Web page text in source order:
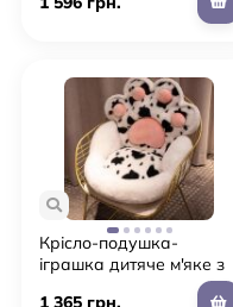
підігрівом, рожева
Крісло-подушка-
іграшка дитяче м'яке з
підігрівом "Тапа Лапка"
1 365 грн.